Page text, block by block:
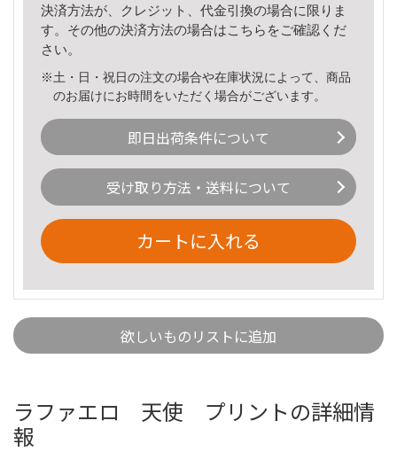
決済方法が、クレジット、代金引換の場合に限りま
す。その他の決済方法の場合はこちら をご確認くだ
さい。
※土・日・祝日の注文の場合や在庫状況によって、商品
のお届けにお時間をいただく場合がございます。
即日出荷条件について
受け取り方法・送料について
カートに入れる
欲しいものリストに追加
ラファエロ 天使 プリントの詳細情
報